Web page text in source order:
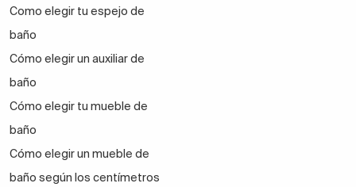
Como elegir tu espejo de
baño
Cómo elegir un auxiliar de
baño
Cómo elegir tu mueble de
baño
Cómo elegir un mueble de
baño según los centímetros